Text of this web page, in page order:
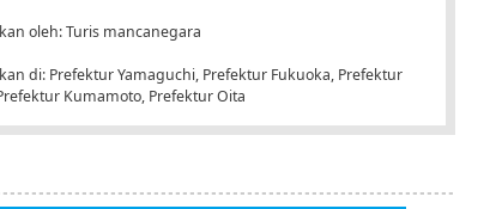
oleh: Turis mancanegara
di: Prefektur Yamaguchi, Prefektur Fukuoka, Prefektur
Kumamoto, Prefektur Oita